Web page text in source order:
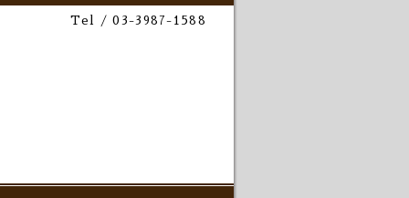
Tel / 03-3987-1588